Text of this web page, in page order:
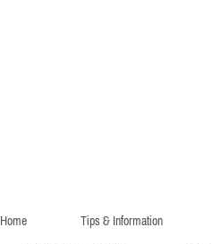
Home Tips & Information